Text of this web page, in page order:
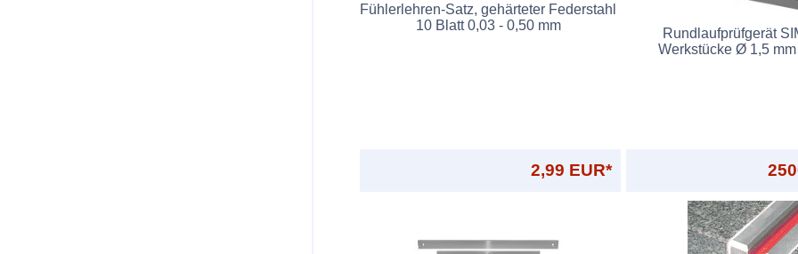
Fühlerlehren-Satz, gehärteter Federstahl
10 Blatt 0,03 - 0,50 mm
2,99 EUR*
Rundlaufprüfgerät
Werkstücke Ø 1,5